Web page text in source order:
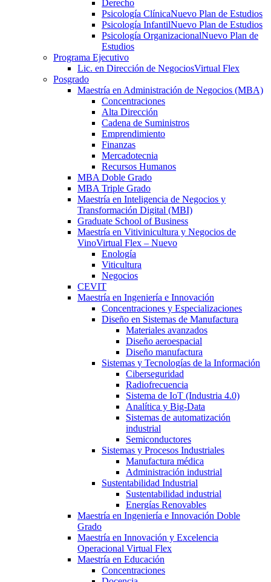
Derecho
Psicología ClínicaNuevo Plan de Estudios
Psicología InfantilNuevo Plan de Estudios
Psicología OrganizacionalNuevo Plan de
Estudios
Programa Ejecutivo
Lic. en Dirección de NegociosVirtual Flex
Posgrado
Maestría en Administración de Negocios (MBA)
Concentraciones
Alta Dirección
Cadena de Suministros
Emprendimiento
Finanzas
Mercadotecnia
Recursos Humanos
MBA Doble Grado
MBA Triple Grado
Maestría en Inteligencia de Negocios y
Transformación Digital (MBI)
Graduate School of Business
Maestría en Vitivinicultura y Negocios de
VinoVirtual Flex – Nuevo
Enología
Viticultura
Negocios
CEVIT
Maestría en Ingeniería e Innovación
Concentraciones y Especializaciones
Diseño en Sistemas de Manufactura
Materiales avanzados
Diseño aeroespacial
Diseño manufactura
Sistemas y Tecnologías de la Información
Ciberseguridad
Radiofrecuencia
Sistema de IoT (Industria 4.0)
Analítica y Big-Data
Sistemas de automatización
industrial
Semiconductores
Sistemas y Procesos Industriales
Manufactura médica
Administración industrial
Sustentabilidad Industrial
Sustentabilidad industrial
Energías Renovables
Maestría en Ingeniería e Innovación Doble
Grado
Maestría en Innovación y Excelencia
Operacional Virtual Flex
Maestría en Educación
Concentraciones